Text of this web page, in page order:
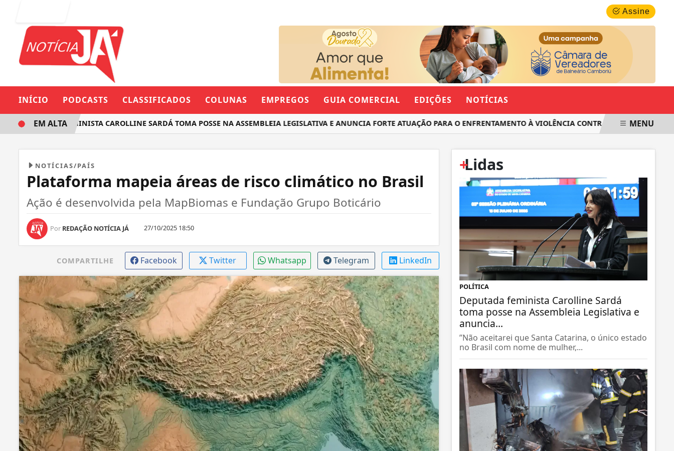
Assine
INÍCIO PODCASTS CLASSIFICADOS COLUNAS EMPREGOS GUIA COMERCIAL EDIÇÕES NOTÍCIAS
DEPUTADA FEMINISTA CAROLLINE SARDÁ TOMA POSSE NA ASSEMBLEIA LEGISLATIVA E ANUNCIA FORTE ATUAÇÃO PARA O ENFRENTAMENTO À VIOLÊNCIA CONTRA AS MULHERES EM
EM ALTA MENU
NOTÍCIAS/PAÍS
Plataforma mapeia áreas de risco climático no Brasil
Ação é desenvolvida pela MapBiomas e Fundação Grupo Boticário
Por REDAÇÃO NOTÍCIA JÁ 27/10/2025 18:50
COMPARTILHE Facebook Twitter Whatsapp Telegram LinkedIn
+
Lidas
POLÍTICA
Deputada feminista Carolline Sardá
toma posse na Assembleia Legislativa e
anuncia...
”Não aceitarei que Santa Catarina, o único estado
no Brasil com nome de mulher,...